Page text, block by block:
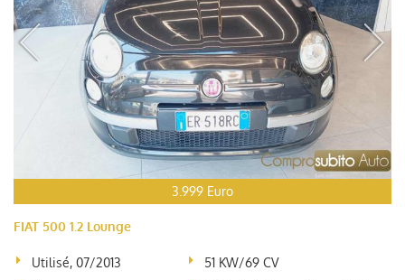
3.999 Euro
FIAT 500 1.2 Lounge
Utilisé, 07/2013
51 KW/69 CV